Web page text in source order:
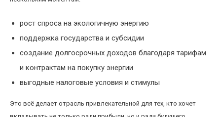
рост спроса на экологичную энергию
поддержка государства и субсидии
создание долгосрочных доходов благодаря тарифам
и контрактам на покупку энергии
выгодные налоговые условия и стимулы
Это всё делает отрасль привлекательной для тех, кто хочет